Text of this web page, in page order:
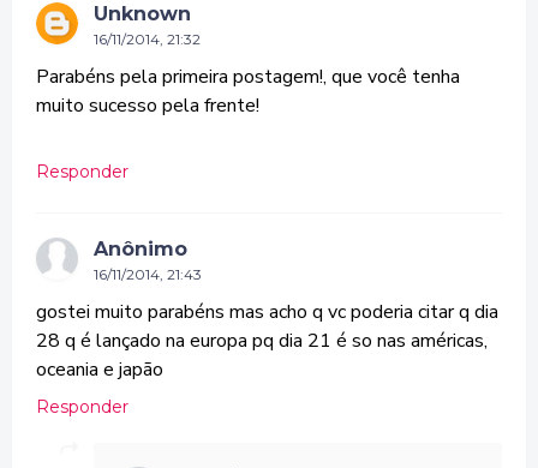
Unknown
16/11/2014, 21:32
Parabéns pela primeira postagem!, que você tenha
muito sucesso pela frente!
Responder
Anônimo
16/11/2014, 21:43
gostei muito parabéns mas acho q vc poderia citar q dia
28 q é lançado na europa pq dia 21 é so nas américas,
oceania e japão
Responder